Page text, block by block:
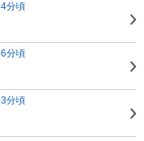
分頃
分頃
分頃